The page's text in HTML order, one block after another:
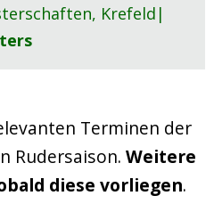
Krefeld|
Terminen der
Rudersaison. Weitere
diese vorliegen.